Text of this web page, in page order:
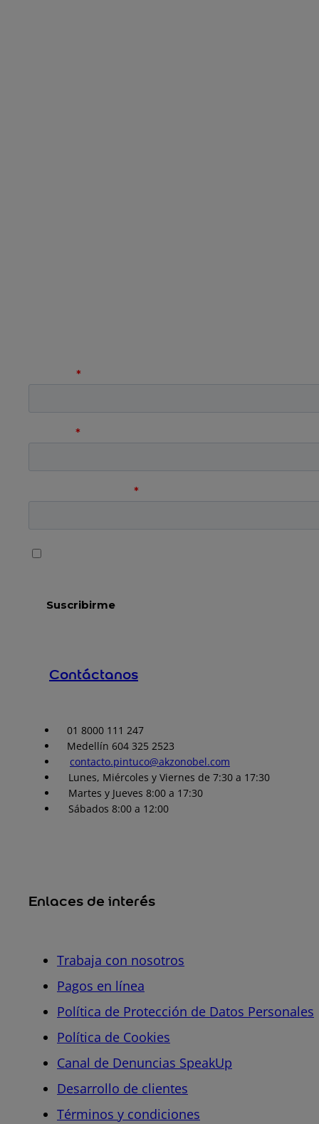
Contáctanos
01 8000 111 247
Medellín 604 325 2523
contacto.pintuco@akzonobel.com
Lunes, Miércoles y Viernes de 7:30 a 17:30
Martes y Jueves 8:00 a 17:30
Sábados 8:00 a 12:00
Enlaces de interés
Trabaja con nosotros
Pagos en línea
Política de Protección de Datos Personales
Política de Cookies
Canal de Denuncias SpeakUp
Desarrollo de clientes
Términos y condiciones